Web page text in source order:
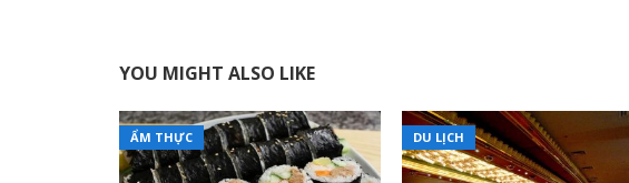
YOU MIGHT ALSO LIKE
ẨM THỰC DU LỊCH